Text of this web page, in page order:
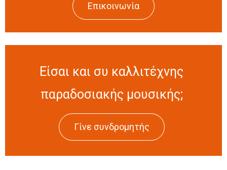
Επικοινωνία
Είσαι και συ καλλιτέχνης
παραδοσιακής μουσικής;
Γίνε συνδρομητής